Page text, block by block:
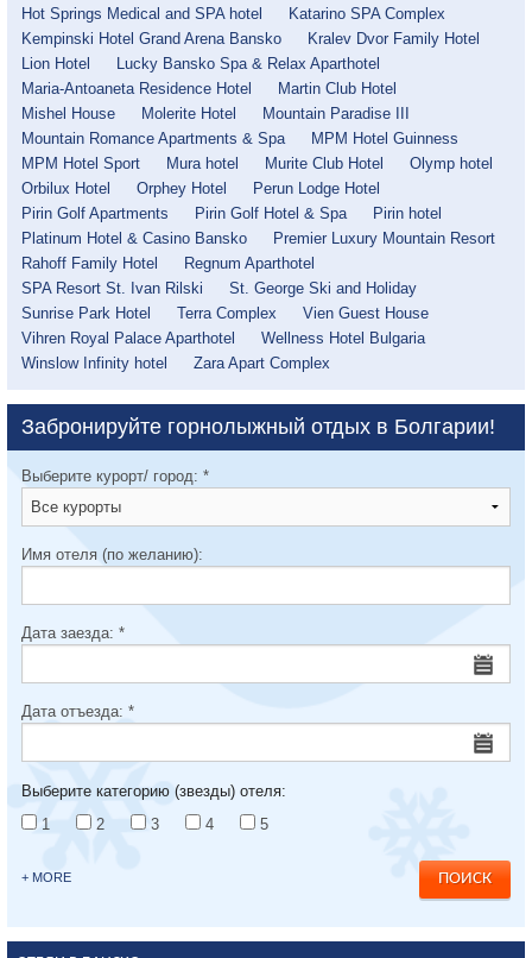
Hot Springs Medical and SPA hotel
Katarino SPA Complex
Kempinski Hotel Grand Arena Bansko
Kralev Dvor Family Hotel
Lion Hotel
Lucky Bansko Spa & Relax Aparthotel
Maria-Antoaneta Residence Hotel
Martin Club Hotel
Mishel House
Molerite Hotel
Mountain Paradise III
Mountain Romance Apartments & Spa
MPM Hotel Guinness
MPM Hotel Sport
Mura hotel Murite Club Hotel
Olymp hotel
Orbilux Hotel
Orphey Hotel
Perun Lodge Hotel
Pirin Golf Apartments
Pirin Golf Hotel & Spa
Pirin hotel
Platinum Hotel & Casino Bansko
Premier Luxury Mountain Resort
Rahoff Family Hotel
Regnum Aparthotel
SPA Resort St. Ivan Rilski
St. George Ski and Holiday
Sunrise Park Hotel
Terra Complex
Vien Guest House
Vihren Royal Palace Aparthotel
Wellness Hotel Bulgaria
Winslow Infinity hotel
Zara Apart Complex
Забронируйте горнолыжный отдых в Болгарии!
Выберите курорт/ город: *
Имя отеля (по желанию):
Дата заезда: *
Дата отъезда: *
Выберите категорию (звезды) отеля:
1
2 3 4 5
+ MORE